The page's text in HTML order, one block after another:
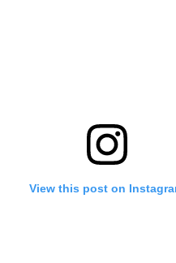
View this post on